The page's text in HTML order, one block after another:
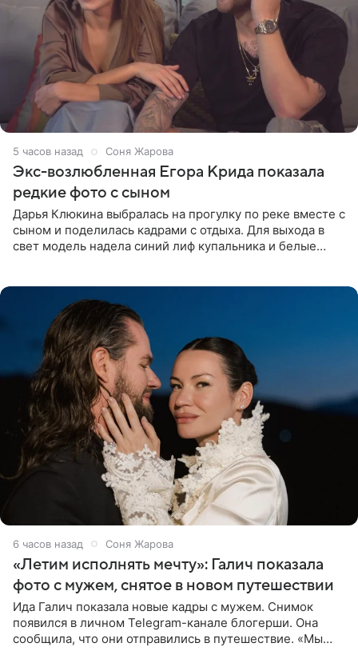
5 часов назад Соня Жарова
Экс-возлюбленная Егора Крида показала
редкие фото с сыном
Дарья Клюкина выбралась на прогулку по реке вместе с
сыном и поделилась кадрами с отдыха. Для выхода в
свет модель надела синий лиф купальника и белые
6 часов назад Соня Жарова
«Летим исполнять мечту»: Галич показала
фото с мужем, снятое в новом путешествии
Ида Галич показала новые кадры с мужем. Снимок
появился в личном Telegram-канале блогерши. Она
сообщила, что они отправились в путешествие. «Мы